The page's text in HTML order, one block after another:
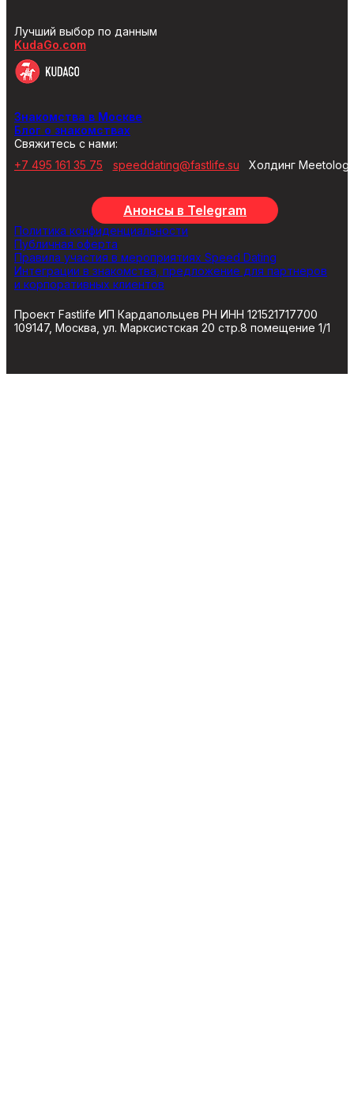
Лучший выбор по данным
KudaGo.com
Знакомства в Москве
Блог о знакомствах
Свяжитесь с нами:
+7 495 161 35 75
speeddating@fastlife.su Холдинг
Анонсы в Telegram
Политика конфиденциальности
Публичная оферта
Правила участия в мероприятиях Speed Dating
Интеграции в знакомства, предложение для партнеров
и корпоративных клиентов
Проект Fastlife ИП Кардапольцев РН ИНН 121521717700
109147, Москва, ул. Марксистская 20 стр.8 помещение 1/1